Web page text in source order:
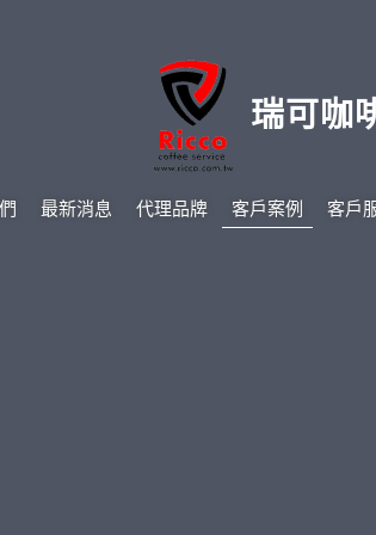
瑞可咖
最新消息 代理品牌 客戶案例 客戶